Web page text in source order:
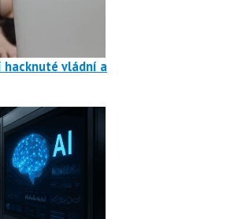
hacknuté vládní a